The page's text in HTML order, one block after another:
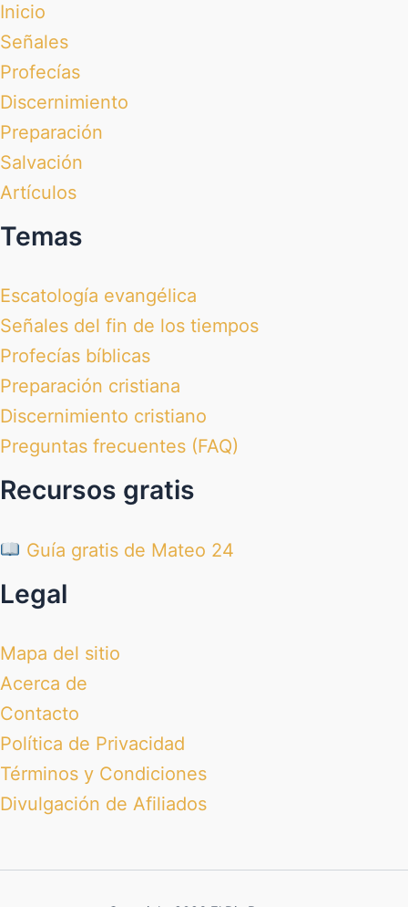
Inicio
Señales
Profecías
Discernimiento
Preparación
Salvación
Artículos
Temas
Escatología evangélica
Señales del fin de los tiempos
Profecías bíblicas
Preparación cristiana
Discernimiento cristiano
Preguntas frecuentes (FAQ)
Recursos gratis
Guía gratis de Mateo 24
Legal
Mapa del sitio
Acerca de
Contacto
Política de Privacidad
Términos y Condiciones
Divulgación de Afiliados